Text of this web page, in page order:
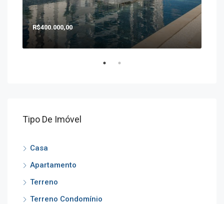
R$400.000,00
Tipo De Imóvel
Casa
Apartamento
Terreno
Terreno Condomínio